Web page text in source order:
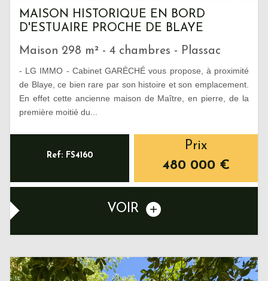
MAISON HISTORIQUE EN BORD
D'ESTUAIRE PROCHE DE BLAYE
Maison 298 m² - 4 chambres - Plassac
- LG IMMO - Cabinet GARÉCHÉ vous propose, à proximité
de Blaye, ce bien rare par son histoire et son emplacement.
En effet cette ancienne maison de Maître, en pierre, de la
première moitié du...
Ref: FS4160
Prix
480 000 €
VOIR